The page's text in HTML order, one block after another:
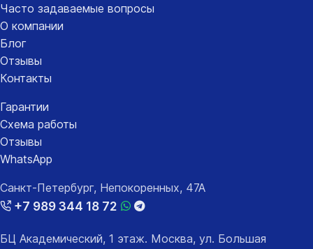
Часто задаваемые вопросы
О компании
Блог
Отзывы
Контакты
Гарантии
Схема работы
Отзывы
WhatsApp
Санкт-Петербург, Непокоренных, 47А
+7 989 344 18 72
БЦ Академический, 1 этаж. Москва, ул. Большая